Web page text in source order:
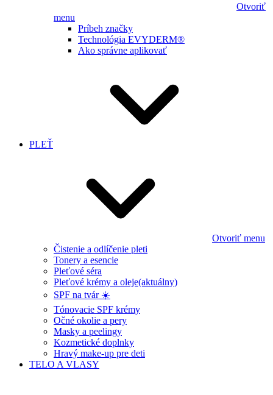
Otvoriť
menu
Príbeh značky
Technológia EVYDERM®
Ako správne aplikovať
PLEŤ
Otvoriť menu
Čistenie a odlíčenie pleti
Tonery a esencie
Pleťové séra
Pleťové krémy a oleje(aktuálny)
SPF na tvár ☀️
Tónovacie SPF krémy
Očné okolie a pery
Masky a peelingy
Kozmetické doplnky
Hravý make-up pre deti
TELO A VLASY